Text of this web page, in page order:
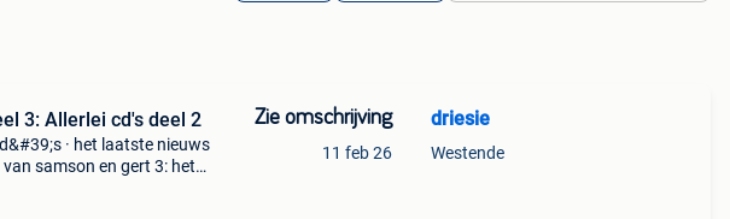
3: Allerlei cd's deel 2
· het laatste nieuws
samson en gert 3: het
Zie omschrijving
11 feb 26
driesie
Westende